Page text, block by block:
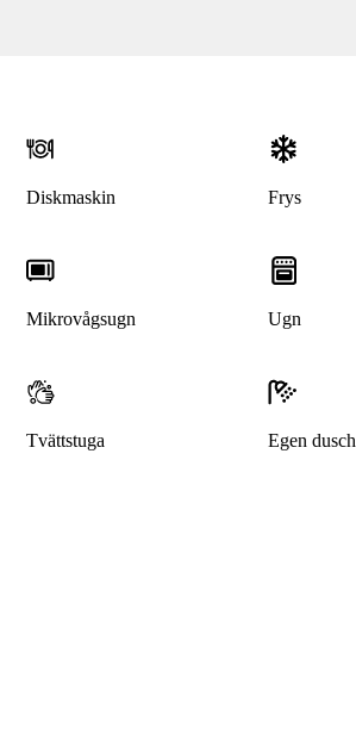
Denna bostad är borttagen
Diskmaskin Frys
Mikrovågsugn Ugn
Tvättstuga Egen dusch